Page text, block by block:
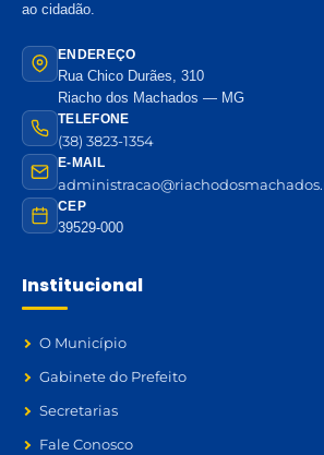
ao cidadão.
ENDEREÇO
Rua Chico Durães, 310
Riacho dos Machados — MG
TELEFONE
(38) 3823-1354
E-MAIL
CEP
39529-000
Institucional
O Município
Gabinete do Prefeito
Secretarias
Fale Conosco